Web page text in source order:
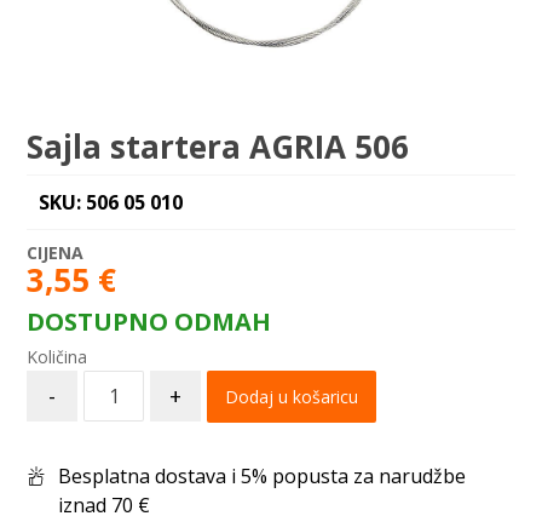
Sajla startera AGRIA 506
SKU: 506 05 010
3,55 €
DOSTUPNO ODMAH
- + Dodaj u košaricu
Besplatna dostava i 5% popusta za narudžbe
iznad 70 €